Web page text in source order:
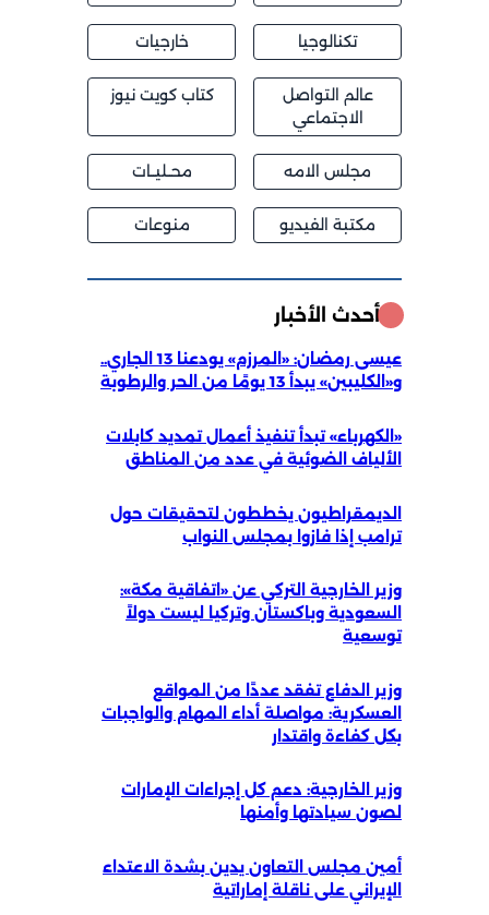
تكنالوجيا خارجيات
عالم التواصل
الاجتماعي
كتاب كويت نيوز
مجلس الامه محــليــات
مكتبة الفيديو منوعات
أحدث الأخبار
عيسى رمضان: «المرزم» يودعنا 13 الجاري..
و«الكليبين» يبدأ 13 يومًا من الحر والرطوبة
«الكهرباء» تبدأ تنفيذ أعمال تمديد كابلات
الألياف الضوئية في عدد من المناطق
الديمقراطيون يخططون لتحقيقات حول
ترامب إذا فازوا بمجلس النواب
وزير الخارجية التركي عن «اتفاقية مكة»:
السعودية وباكستان وتركيا ليست دولاً
توسعية
وزير الدفاع تفقد عددًا من المواقع
العسكرية: مواصلة أداء المهام والواجبات
بكل كفاءة واقتدار
وزير الخارجية: دعم كل إجراءات الإمارات
لصون سيادتها وأمنها
أمين مجلس التعاون يدين بشدة الاعتداء
الإيراني على ناقلة إماراتية